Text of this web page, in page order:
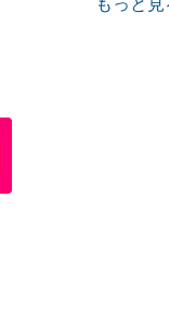
もっと見